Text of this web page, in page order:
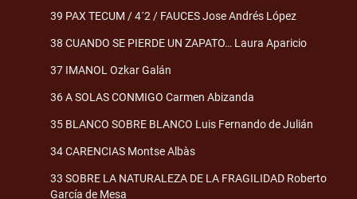
39 PAX TECUM / 4´2 / FAUCES Jose Andrés López
38 CUANDO SE PIERDE UN ZAPATO… Laura Aparicio
37 IMANOL Ozkar Galán
36 A SOLAS CONMIGO Carmen Abizanda
35 BLANCO SOBRE BLANCO Luis Fernando de Julián
34 CARENCIAS Montse Albàs
33 SOBRE LA NATURALEZA DE LA FRAGILIDAD Roberto
García de Mesa